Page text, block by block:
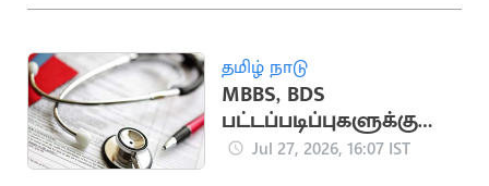
தமிழ் நாடு
MBBS, BDS
பட்டப்படிப்புகளுக்கு
விண்ணப்பிக்க கால
Jul 27, 2026, 16:07 IST